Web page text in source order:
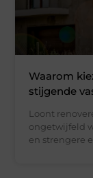
Waarom
stijgende
Loont
ongetwijfeld
en strengere